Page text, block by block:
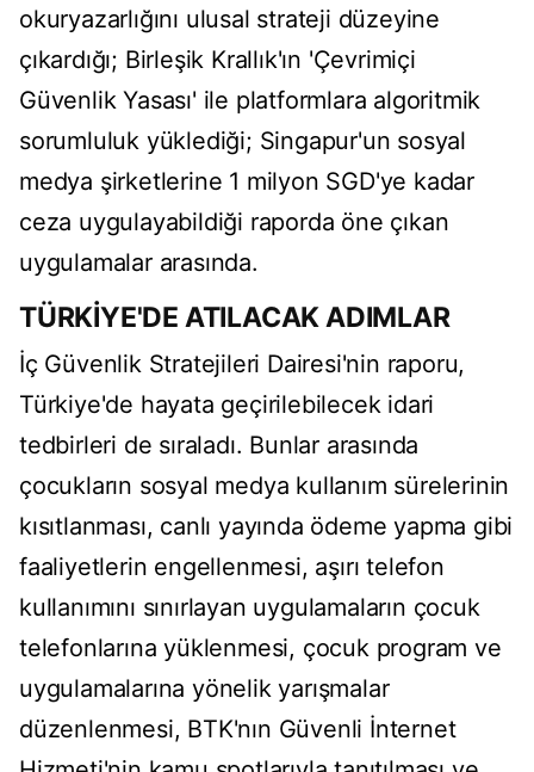
okuryazarlığını ulusal strateji düzeyine
çıkardığı; Birleşik Krallık'ın 'Çevrimiçi
Güvenlik Yasası' ile platformlara algoritmik
sorumluluk yüklediği; Singapur'un sosyal
medya şirketlerine 1 milyon SGD'ye kadar
ceza uygulayabildiği raporda öne çıkan
uygulamalar arasında.
TÜRKİYE'DE ATILACAK ADIMLAR
İç Güvenlik Stratejileri Dairesi'nin raporu,
Türkiye'de hayata geçirilebilecek idari
tedbirleri de sıraladı. Bunlar arasında
çocukların sosyal medya kullanım sürelerinin
kısıtlanması, canlı yayında ödeme yapma gibi
faaliyetlerin engellenmesi, aşırı telefon
kullanımını sınırlayan uygulamaların çocuk
telefonlarına yüklenmesi, çocuk program ve
uygulamalarına yönelik yarışmalar
düzenlenmesi, BTK'nın Güvenli İnternet